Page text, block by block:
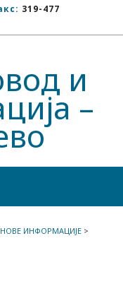
319-477
и
–
НОВЕ ИНФОРМАЦИЈЕ >